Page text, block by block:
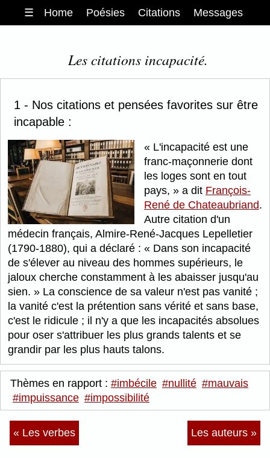
☰ Home Poésies Citations Messages
Les citations incapacité.
1 - Nos citations et pensées favorites sur être
incapable :
L'incapacité est une
franc-maçonnerie dont
les loges sont en tout
pays,
a dit François-
René de Chateaubriand.
Autre citation d'un
médecin français, Almire-René-Jacques Lepelletier
(1790-1880), qui a déclaré :
Dans son incapacité
de s'élever au niveau des hommes supérieurs, le
jaloux cherche constamment à les abaisser jusqu'au
sien.
La conscience de sa valeur n'est pas vanité ;
la vanité c'est la prétention sans vérité et sans base,
c'est le ridicule ; il n'y a que les incapacités absolues
pour oser s'attribuer les plus grands talents et se
grandir par les plus hauts talons.
Thèmes en rapport : #imbécile #nullité #mauvais
#impuissance #impossibilité
« Les verbes Les auteurs »